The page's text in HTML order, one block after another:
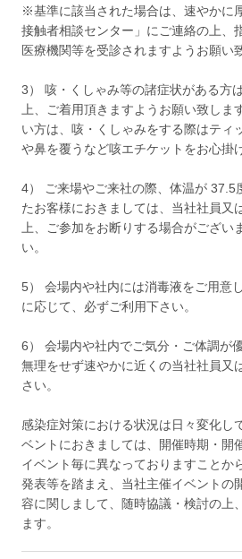
※基準に該当された場合は、速やかに
接触者相談センター」にご連絡の上、
医療機関等を受診されますようお願い
3） 咳・くしゃみ等の諸症状がある方
上、ご着用頂きますようお願い致しま
い方は、咳・くしゃみをする際はティ
や鼻を覆うなど咳エチケットをお心掛
4） ご来場やご来社の際、体温が 37.5
たお客様におきましては、当社社員又
上、ご参加をお断りする場合がござい
い。
5） 会場内や社内には消毒液をご用意
に応じて、必ずご利用下さい。
6） 会場内や社内でご気分・ご体調が
無理をせず速やかに近くの当社社員又
さい。
感染症対策における状況は日々変化し
ベントにおきましては、開催時期・開
イベント毎に異なっておりますことか
発表等を踏まえ、当社主催イベントの
容に関しまして、随時協議・検討の上
ます。